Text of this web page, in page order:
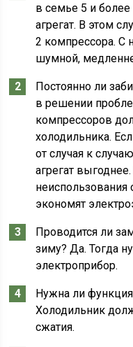
в семье 5 и
агрегат. В этом
2 компрессора. С
шумной,
Постоянно ли
в решении
компрессоров
холодильника.
от случая к
агрегат
неиспользования
экономят
Проводится ли
зиму? Да. Тогда
электроприбор.
Нужна ли
Холодильник
сжатия.